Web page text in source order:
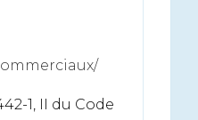
1, II du Code